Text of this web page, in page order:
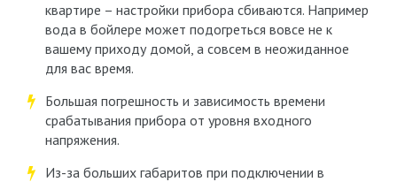
квартире – настройки прибора сбиваются. Например
вода в бойлере может подогреться вовсе не к
вашему приходу домой, а совсем в неожиданное
для вас время.
Большая погрешность и зависимость времени
срабатывания прибора от уровня входного
напряжения.
Из-за больших габаритов при подключении в